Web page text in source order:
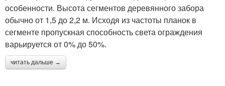
особенности. Высота сегментов деревянного забора
обычно от 1,5 до 2,2 м. Исходя из частоты планок в
сегменте пропускная способность света ограждения
варьируется от 0% до 50%.
читать дальше →